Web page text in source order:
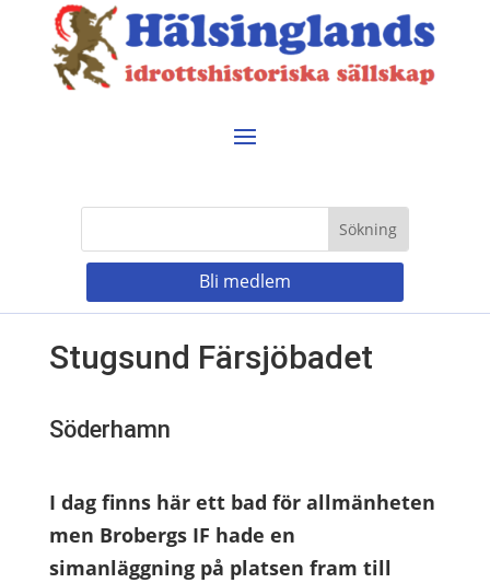
Bli medlem
Stugsund Färsjöbadet
Söderhamn
I dag finns här ett bad för allmänheten
men Brobergs IF hade en
simanläggning på platsen fram till